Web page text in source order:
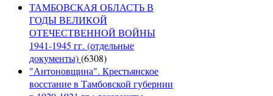
ТАМБОВСКАЯ ОБЛАСТЬ В
ГОДЫ ВЕЛИКОЙ
ОТЕЧЕСТВЕННОЙ ВОЙНЫ
1941-1945 гг. (отдельные
документы)(6308)
"Антоновщина". Крестьянское
восстание в Тамбовской губернии